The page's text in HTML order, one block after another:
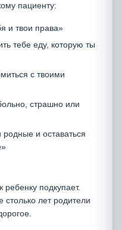
пациенту:
и твои права»
тебе еду, которую ты
с твоими
страшно или
родные и оставаться
ребенку подкупает.
лет родители